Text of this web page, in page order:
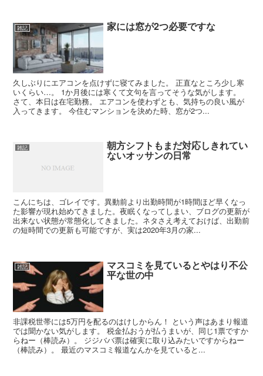
雑記 家には窓が2つ必要ですな
久しぶりにエアコンを点けずに寝てみました。 正直なところ少し寒
いくらい…。 1か月後には寒くて文句を言ってそうな気がします。
さて、本日は在宅勤務。 エアコンを使わずとも、気持ちの良い風が
入ってきます。 今住むマンションを決めた時、窓が2つ...
雑記 朝方シフトもまだ対応しきれてい
ないオッサンの日常
こんにちは、ゴレイです。異動前より出勤時間が1時間ほど早くなっ
た影響が現れ始めてきました。夜眠くなってしまい、ブログの更新が
出来ない状態が常態化してきました。ネタさえ考えておけば、出勤前
の短時間での更新も可能ですが、実は2020年3月の家...
雑記 マスコミを見ているとやはり不公
平な世の中
非課税世帯には5万円を配るのはけしからん！ という声はあまり報道
では聞かない気がします。 税金払おうが払うまいが、同じ1票ですか
らねー（棒読み）。 ジジババ票は確実に取り込みたいですからねー
（棒読み）。 最近のマスコミ報道なんかを見ていると...